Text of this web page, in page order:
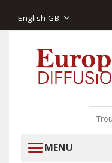
English GB
MENU